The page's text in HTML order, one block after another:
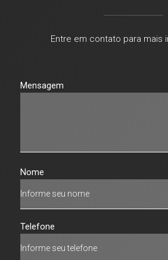
Entre em contato para mais
Mensagem
Nome
Telefone